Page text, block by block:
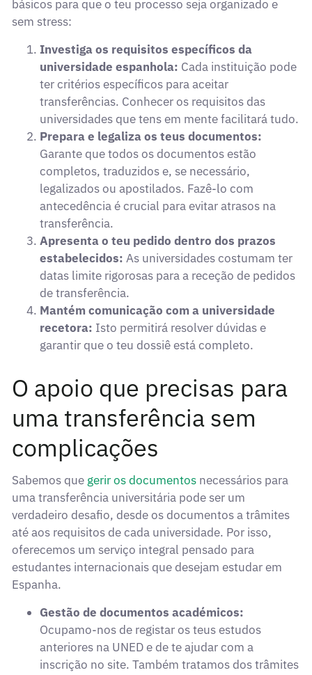
básicos para que o teu processo seja organizado e
sem stress:
Investiga os requisitos específicos da
universidade espanhola: Cada instituição pode
ter critérios específicos para aceitar
transferências. Conhecer os requisitos das
universidades que tens em mente facilitará tudo.
Prepara e legaliza os teus documentos:
Garante que todos os documentos estão
completos, traduzidos e, se necessário,
legalizados ou apostilados. Fazê-lo com
antecedência é crucial para evitar atrasos na
transferência.
Apresenta o teu pedido dentro dos prazos
estabelecidos: As universidades costumam ter
datas limite rigorosas para a receção de pedidos
de transferência.
Mantém comunicação com a universidade
recetora: Isto permitirá resolver dúvidas e
garantir que o teu dossiê está completo.
O apoio que precisas para
uma transferência sem
complicações
Sabemos que gerir os documentos necessários para
uma transferência universitária pode ser um
verdadeiro desafio, desde os documentos a trâmites
até aos requisitos de cada universidade. Por isso,
oferecemos um serviço integral pensado para
estudantes internacionais que desejam estudar em
Espanha.
Gestão de documentos académicos:
Ocupamo-nos de registar os teus estudos
anteriores na UNED e de te ajudar com a
inscrição no site. Também tratamos dos trâmites